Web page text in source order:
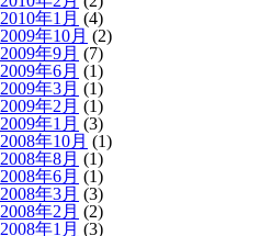
2010年1月 (4)
2009年10月 (2)
2009年9月 (7)
2009年6月 (1)
2009年3月 (1)
2009年2月 (1)
2009年1月 (3)
2008年10月 (1)
2008年8月 (1)
2008年6月 (1)
2008年3月 (3)
2008年2月 (2)
2008年1月 (3)